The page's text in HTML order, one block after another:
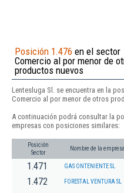
Posición 1.476 en el sector
Comercio al por menor de
productos nuevos
Lentesluga Sl. se encuentra en la
Comercio al por menor de otros
A continuación podrá consultar la
empresas con posiciones similares:
Posición
Sector
Nombre de la empresa
1.471 GAS ONTENIENTE SL
1.472 FORESTAL VENTURA SL